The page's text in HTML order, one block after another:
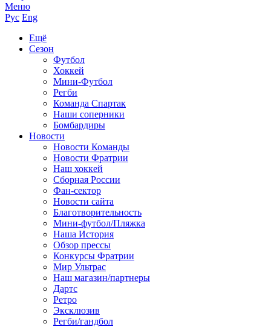
Меню
Рус Eng
Ещё
Сезон
Футбол
Хоккей
Мини-Футбол
Регби
Команда Спартак
Наши соперники
Бомбардиры
Новости
Новости Команды
Новости Фратрии
Наш хоккей
Сборная России
Фан-cектор
Новости сайта
Благотворительность
Мини-футбол/Пляжка
Наша История
Обзор прессы
Конкурсы Фратрии
Мир Ультрас
Наш магазин/партнеры
Дартс
Ретро
Эксклюзив
Регби/гандбол